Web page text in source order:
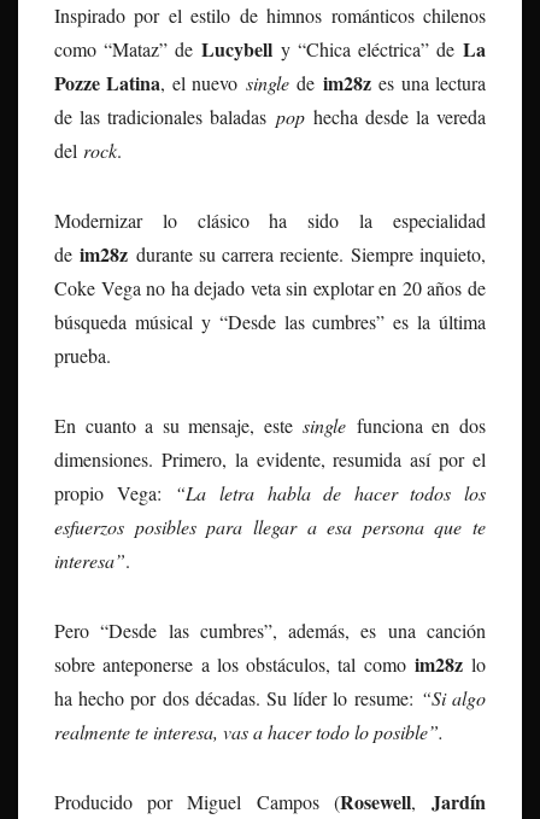
Inspirado por el estilo de himnos románticos chilenos
como “Mataz” de Lucybell y “Chica eléctrica” de La
Pozze Latina, el nuevo singlede im28zes una lectura
de las tradicionales baladas pophecha desde la vereda
del rock.
Modernizar lo clásico ha sido la especialidad
deim28z durante su carrera reciente. Siempre inquieto,
Coke Vega no ha dejado veta sin explotar en 20 años de
búsqueda músical y “Desde las cumbres” es la última
prueba.
En cuanto a su mensaje, estesingle funciona en dos
dimensiones. Primero, la evidente, resumida así por el
propio Vega: “La letra habla de hacer todos los
esfuerzos posibles para llegar a esa persona que te
interesa”.
Pero “Desde las cumbres”, además, es una canción
sobre anteponerse a los obstáculos, tal comoim28z lo
ha hecho por dos décadas. Su líder lo resume: “Si algo
realmente te interesa, vas a hacer todo lo posible”.
Producido por Miguel Campos (Rosewell,Jardín